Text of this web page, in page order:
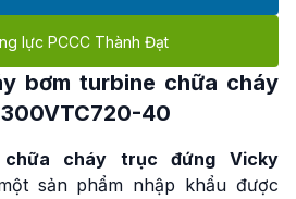
lực PCCC Thành Đạt
bơm turbine chữa cháy
300VTC720-40
cháy trục đứng Vicky
sản phẩm nhập khẩu được